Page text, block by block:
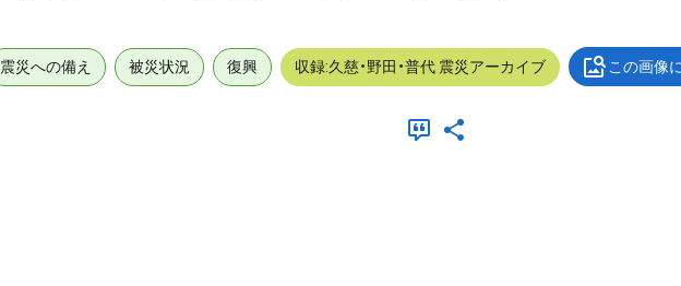
震災への備え 被災状況 復興 収録:久慈・野田・普代 震災アーカイブ この画像